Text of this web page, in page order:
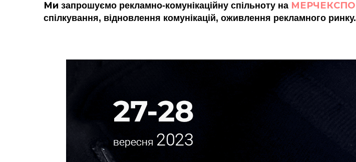
Ми запрошуємо рекламно-комунікаційну спільноту на МЕРЧЕКСПО
спілкування, відновлення комунікацій, оживлення рекламного ринку.